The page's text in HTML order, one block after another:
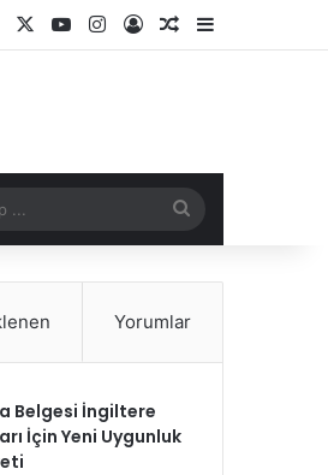
Facebook YouTubeInstagramKayıt OlRastgele Makale
yap
Yorumlar
Belgesi İngiltere
İçin Yeni Uygunluk